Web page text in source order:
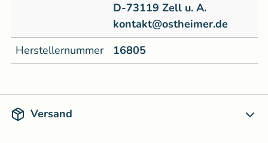
D-73119 Zell u. A.
kontakt@ostheimer.de
Herstellernummer
16805
Versand